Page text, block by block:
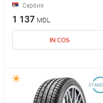
Сербия
1 137 MDL
IN COS